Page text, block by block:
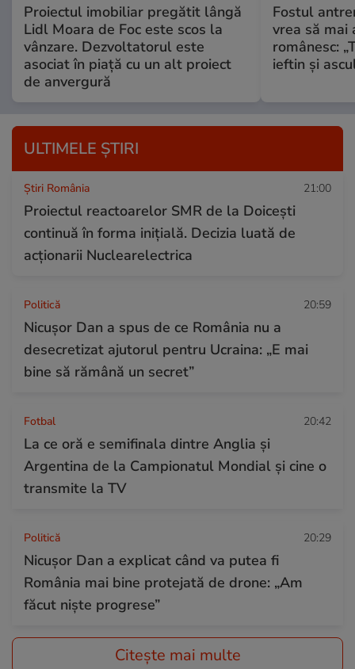
Proiectul imobiliar pregătit lângă
Lidl Moara de Foc este scos la
vânzare. Dezvoltatorul este
asociat în piață cu un alt proiect
de anvergură
Fostul
vrea să mai
românesc:
ieftin și
ULTIMELE ȘTIRI
Știri România 21:00
Proiectul reactoarelor SMR de la Doicești
continuă în forma inițială. Decizia luată de
acționarii Nuclearelectrica
Politică 20:59
Nicușor Dan a spus de ce România nu a
desecretizat ajutorul pentru Ucraina: „E mai
bine să rămână un secret”
Fotbal 20:42
La ce oră e semifinala dintre Anglia și
Argentina de la Campionatul Mondial și cine o
transmite la TV
Politică 20:29
Nicușor Dan a explicat când va putea fi
România mai bine protejată de drone: „Am
făcut niște progrese”
Citește mai multe